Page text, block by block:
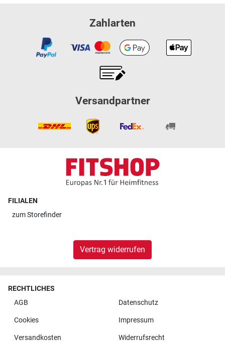
Zahlarten
Versandpartner
FILIALEN
zumStorefinder
Vertrag widerrufen
RECHTLICHES
AGB
Datenschutz
Cookies Impressum
Versandkosten Widerrufsrecht